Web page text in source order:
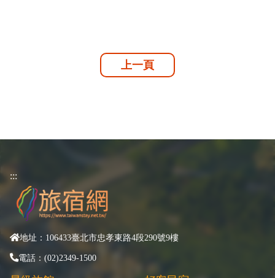
上一頁
:::
地址：106433臺北市忠孝東路4段290號9樓
電話：(02)2349-1500